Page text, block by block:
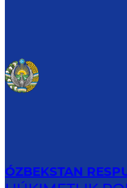
ÓZBEKSTAN